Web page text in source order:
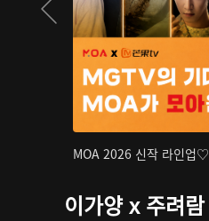
MOA 2026 신작 라인업♡
이가양 x 주려람